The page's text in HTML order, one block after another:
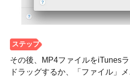
その後、MP4ファイルをiTunes
ドラッグするか、「ファイル」